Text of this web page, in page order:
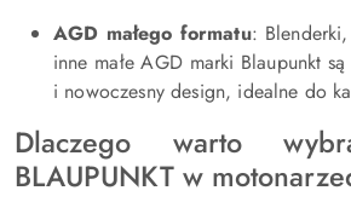
AGD małego formatu:
inne małe AGD marki Blaupunkt
i nowoczesny design, idealne do
Dlaczego warto
BLAUPUNKT w